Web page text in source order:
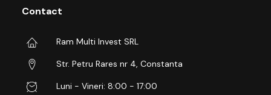
Contact
Ram Multi Invest SRL
Str. Petru Rares nr 4, Constanta
Luni - Vineri: 8:00 - 17:00